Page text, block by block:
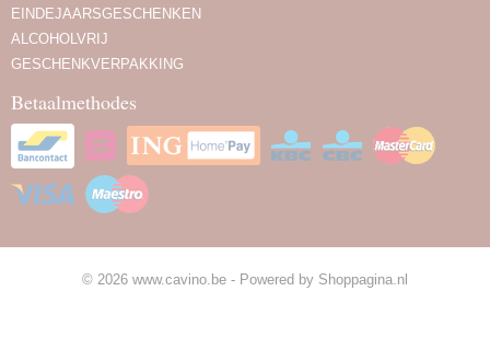
EINDEJAARSGESCHENKEN
ALCOHOLVRIJ
GESCHENKVERPAKKING
Betaalmethodes
© 2026 www.cavino.be - Powered by Shoppagina.nl